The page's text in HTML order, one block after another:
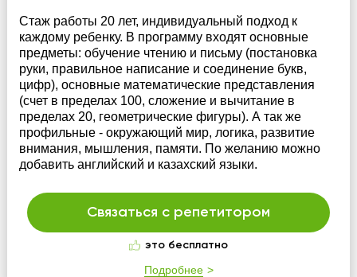
Стаж работы 20 лет, индивидуальный подход к
каждому ребенку. В программу входят основные
предметы: обучение чтению и письму (постановка
руки, правильное написание и соединение букв,
цифр), основные математические представления
(счет в пределах 100, сложение и вычитание в
пределах 20, геометрические фигуры). А так же
профильные - окружающий мир, логика, развитие
внимания, мышления, памяти. По желанию можно
добавить английский и казахский языки.
Связаться с репетитором
это бесплатно
Подробнее